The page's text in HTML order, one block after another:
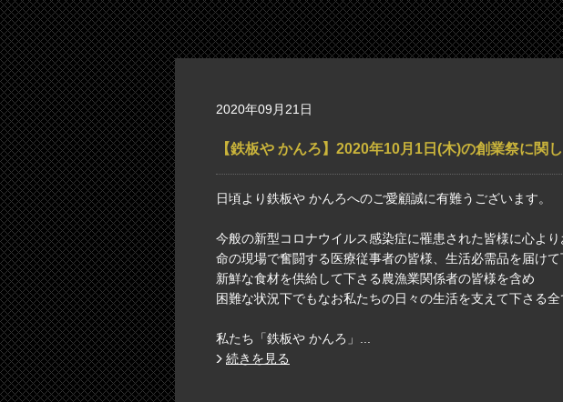
2020年09月21日
【鉄板や かんろ】2020年10月1日(木)の創業祭に関
日頃より鉄板や かんろへのご愛顧誠に有難うございます。
今般の新型コロナウイルス感染症に罹患された皆様に心よ
命の現場で奮闘する医療従事者の皆様、生活必需品を届けて
新鮮な食材を供給して下さる農漁業関係者の皆様を含め
困難な状況下でもなお私たちの日々の生活を支えて下さる
私たち「鉄板や かんろ」...
続きを見る